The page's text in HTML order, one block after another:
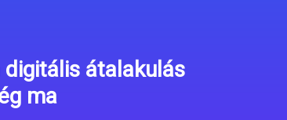
digitális átalakulás
ma